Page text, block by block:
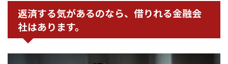
返済する気があるのなら、借りれる金融会
社はあります。